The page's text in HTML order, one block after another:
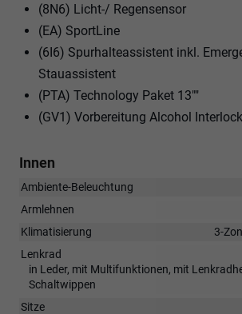
(8N6) Licht-/ Regensensor
(EA) SportLine
(6I6) Spurhalteassistent inkl.
Stauassistent
(PTA) Technology Paket 13""
(GV1) Vorbereitung Alcohol Interlock
Innen
Ambiente-Beleuchtung
Armlehnen
Klimatisierung
3-
Lenkrad
in Leder, mit Multifunktionen, mit
Schaltwippen
Sitze